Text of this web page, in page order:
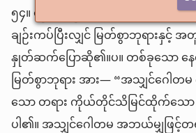
၅၄။ ထိုအခါ ပုဏ္ဏားတစ်ယောက်သည်
ချဉ်းကပ်ပြီးလျှင် မြတ်စွာဘုရားနှင့်
နှုတ်ဆက်ပြောဆို၏။ပ။ တစ်ခုသော နေ
မြတ်စွာဘုရား အား— “အသျှင်ဂေ
သော တရား ကိုယ်တိုင်သိမြင်ထိုက်သေ
ပါ၏။ အသျှင်ဂေါတမ အဘယ်မျှဖြ